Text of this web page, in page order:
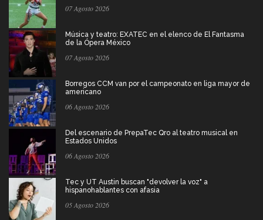
07 Agosto 2026
Música y teatro: EXATEC en el elenco de El Fantasma
de la Ópera México
07 Agosto 2026
Borregos CCM van por el campeonato en liga mayor de
americano
06 Agosto 2026
Del escenario de PrepaTec Qro al teatro musical en
Estados Unidos
06 Agosto 2026
Tec y UT Austin buscan "devolver la voz" a
hispanohablantes con afasia
05 Agosto 2026